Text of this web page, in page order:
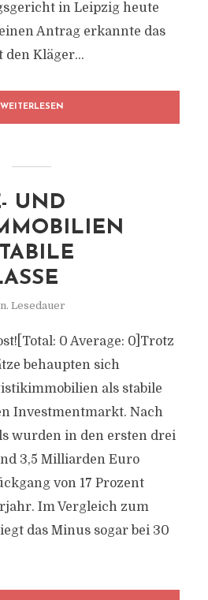
in Leipzig heute
Antrag erkannte das
Kläger...
WEITERLESEN
UND
Lesedauer
0 Average: 0]Trotz
behaupten sich
als stabile
Investmentmarkt. Nach
wurden in den ersten drei
3,5 Milliarden Euro
von 17 Prozent
Im Vergleich zum
das Minus sogar bei 30